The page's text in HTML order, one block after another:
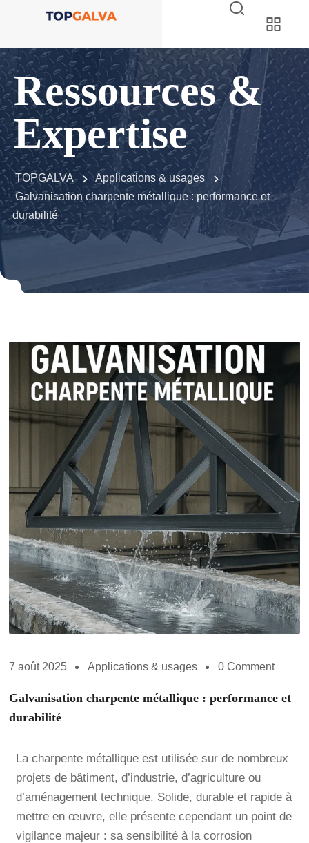
Ressources &
Expertise
TOPGALVA
Applications & usages
Galvanisation charpente métallique : performance et
durabilité
7 août 2025 Applications & usages 0 Comment
Galvanisation charpente métallique : performance et
durabilité
La charpente métallique est utilisée sur de nombreux
projets de bâtiment, d’industrie, d’agriculture ou
d’aménagement technique. Solide, durable et rapide à
mettre en œuvre, elle présente cependant un point de
vigilance majeur : sa sensibilité à la corrosion